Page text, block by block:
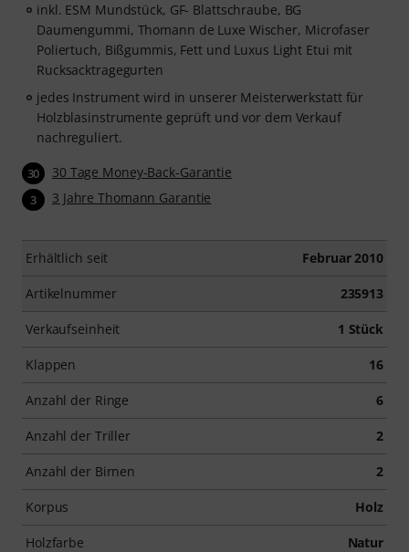
inkl. ESM Mundstück, GF- Blattschraube, BG
Daumengummi, Thomann de Luxe Wischer, Microfaser
Poliertuch, Bißgummis, Fett und Luxus Light Etui mit
Rucksacktragegurten
jedes Instrument wird in unserer Meisterwerkstatt für
Holzblasinstrumente geprüft und vor dem Verkauf
nachreguliert.
30 30 Tage Money-Back-Garantie
3 3 Jahre Thomann Garantie
Erhältlich seit Februar 2010
Artikelnummer 235913
Verkaufseinheit 1 Stück
Klappen 16
Anzahl der Ringe 6
Anzahl der Triller 2
Anzahl der Birnen 2
Korpus Holz
Holzfarbe Natur